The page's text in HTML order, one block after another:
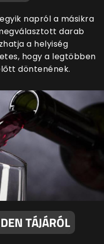
napról a másikra
darab
a helyiség
hogy a legtöbben
döntenének.
TÁJÁRÓL